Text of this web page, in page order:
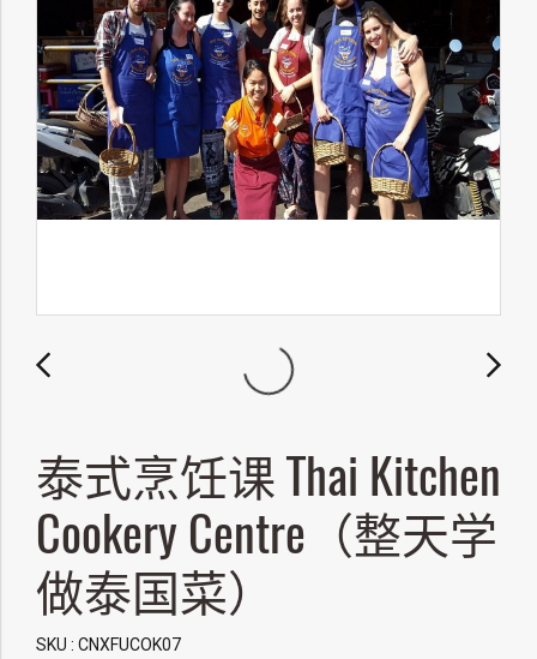
泰式烹饪课 Thai Kitchen
Cookery Centre（整天学
做泰国菜）
SKU : CNXFUCOK07